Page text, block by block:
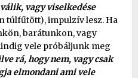
vagy viselkedése
túlfűtött), impulzív lesz. Ha
barátunkon, vagy
vele próbáljunk meg
rá, hogy nem, vagy csak
elmondani ami vele